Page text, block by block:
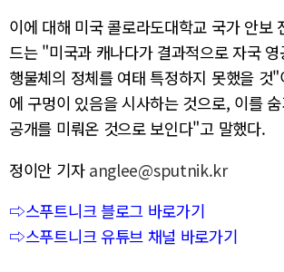
이에 대해 미국 콜로라도대학교 국가 안보
드는 "미국과 캐나다가 결과적으로 자국
행물체의 정체를 여태 특정하지 못했을 것
에 구멍이 있음을 시사하는 것으로, 이를
공개를 미뤄온 것으로 보인다"고 말했다.
정이안 기자 anglee@sputnik.kr
⇨스푸트니크 블로그 바로가기
⇨스푸트니크 유튜브 채널 바로가기